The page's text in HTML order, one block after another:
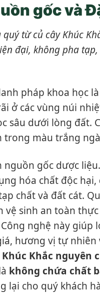
gốc và
từ củ cây Khúc
đại, không pha
pháp khoa học là
ở các vùng núi
sâu dưới lòng đất.
trong màu trắng
gốc dược
hóa chất độc
chất và đất cát.
sinh an toàn
nghệ này giúp
hương vị tự nhiên
Khúc Khắc nguyên
không chứa chất
lại cho quý khách